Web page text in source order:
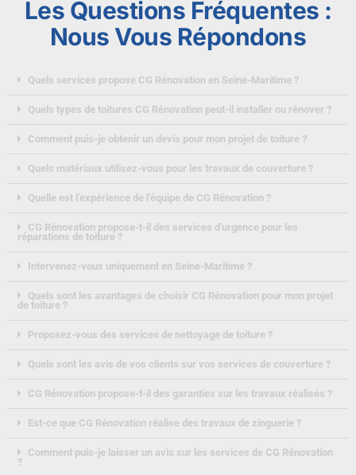
Les Questions Fréquentes :
Nous Vous Répondons
Quels services propose CG Rénovation en Seine-Maritime ?
Quels types de toitures CG Rénovation peut-il installer ou rénover ?
Comment puis-je obtenir un devis pour mon projet de toiture ?
Quels matériaux utilisez-vous pour les travaux de couverture ?
Quelle est l'expérience de l'équipe de CG Rénovation ?
CG Rénovation propose-t-il des services d'urgence pour les
réparations de toiture ?
Intervenez-vous uniquement en Seine-Maritime ?
Quels sont les avantages de choisir CG Rénovation pour mon projet
de toiture ?
Proposez-vous des services de nettoyage de toiture ?
Quels sont les avis de vos clients sur vos services de couverture ?
CG Rénovation propose-t-il des garanties sur les travaux réalisés ?
Est-ce que CG Rénovation réalise des travaux de zinguerie ?
Comment puis-je laisser un avis sur les services de CG Rénovation
?